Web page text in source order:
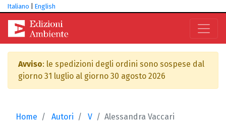
Italiano English
Avviso: le spedizioni degli ordini sono sospese dal
giorno 31 luglio al giorno 30 agosto 2026
Home Autori V Alessandra Vaccari